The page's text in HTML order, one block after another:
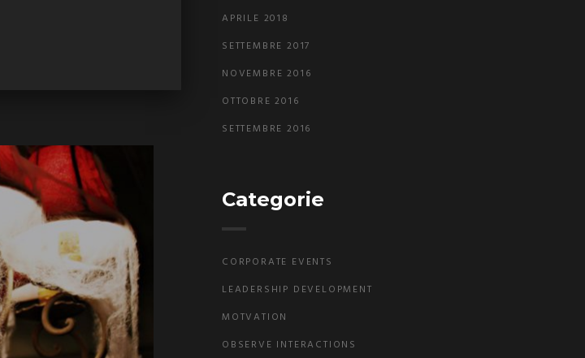
APRILE 2018
SETTEMBRE 2017
NOVEMBRE 2016
OTTOBRE 2016
SETTEMBRE 2016
Categorie
CORPORATE EVENTS
LEADERSHIP DEVELOPMENT
MOTVATION
OBSERVE INTERACTIONS